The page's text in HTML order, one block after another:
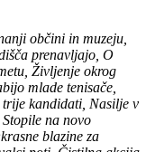
občini in muzeju,
prenavljajo, O
Življenje okrog
mlade tenisače,
kandidati, Nasilje v
na novo
blazine za